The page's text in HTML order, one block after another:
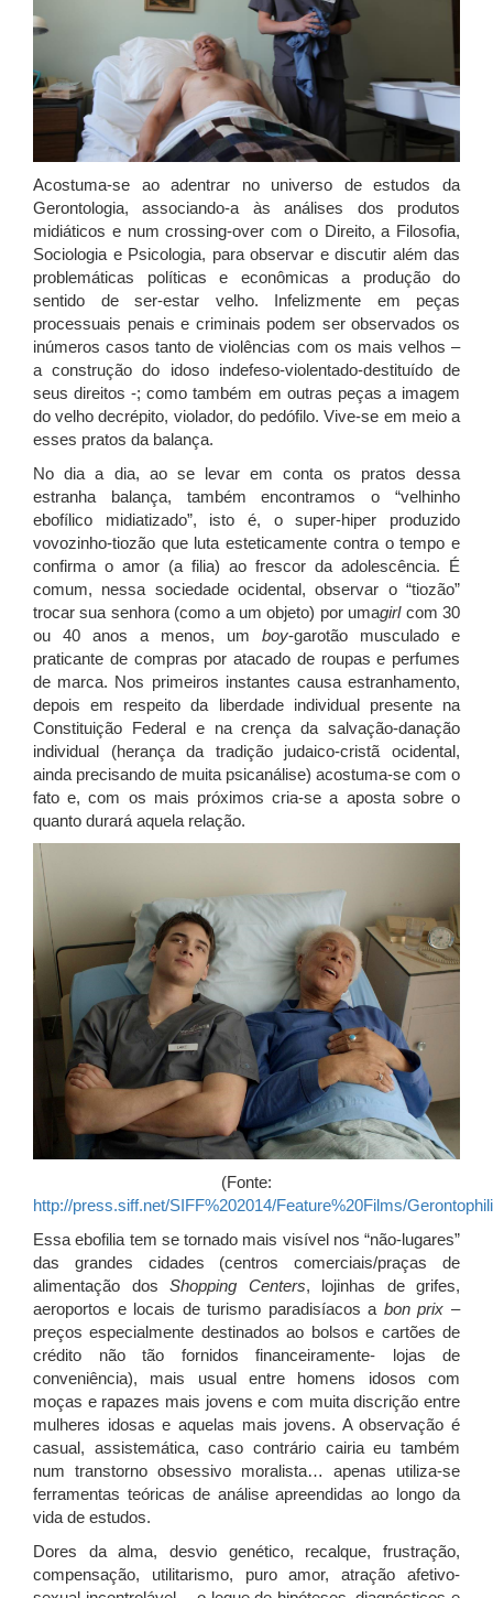
Acostuma-se ao adentrar no universo de estudos da
Gerontologia, associando-a às análises dos produtos
midiáticos e num crossing-over com o Direito, a Filosofia,
Sociologia e Psicologia, para observar e discutir além das
problemáticas políticas e econômicas a produção do
sentido de ser-estar velho. Infelizmente em peças
processuais penais e criminais podem ser observados os
inúmeros casos tanto de violências com os mais velhos –
a construção do idoso indefeso-violentado-destituído de
seus direitos -; como também em outras peças a imagem
do velho decrépito, violador, do pedófilo. Vive-se em meio a
esses pratos da balança.
No dia a dia, ao se levar em conta os pratos dessa
estranha balança, também encontramos o “velhinho
ebofílico midiatizado”, isto é, o super-hiper produzido
vovozinho-tiozão que luta esteticamente contra o tempo e
confirma o amor (a filia) ao frescor da adolescência. É
comum, nessa sociedade ocidental, observar o “tiozão”
trocar sua senhora (como a um objeto) por umagirlcom 30
ou 40 anos a menos, um boy-garotão musculado e
praticante de compras por atacado de roupas e perfumes
de marca. Nos primeiros instantes causa estranhamento,
depois em respeito da liberdade individual presente na
Constituição Federal e na crença da salvação-danação
individual (herança da tradição judaico-cristã ocidental,
ainda precisando de muita psicanálise) acostuma-se com o
fato e, com os mais próximos cria-se a aposta sobre o
quanto durará aquela relação.
(Fonte:
http://press.siff.net/SIFF%202014/Feature%20Films/
Essa ebofilia tem se tornado mais visível nos “não-lugares”
das grandes cidades (centros comerciais/praças de
alimentação dos Shopping Centers, lojinhas de grifes,
aeroportos e locais de turismo paradisíacos a bon prix –
preços especialmente destinados ao bolsos e cartões de
crédito não tão fornidos financeiramente- lojas de
conveniência), mais usual entre homens idosos com
moças e rapazes mais jovens e com muita discrição entre
mulheres idosas e aquelas mais jovens. A observação é
casual, assistemática, caso contrário cairia eu também
num transtorno obsessivo moralista… apenas utiliza-se
ferramentas teóricas de análise apreendidas ao longo da
vida de estudos.
Dores da alma, desvio genético, recalque, frustração,
compensação, utilitarismo, puro amor, atração afetivo-